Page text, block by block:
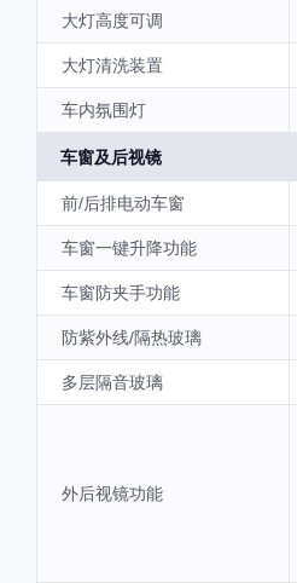
大灯高度可调
大灯清洗装置
车内氛围灯
车窗及后视镜
前/后排电动车窗
车窗一键升降功能
车窗防夹手功能
防紫外线/隔热玻璃
多层隔音玻璃
外后视镜功能